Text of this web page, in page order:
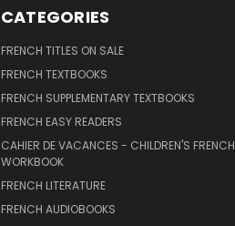
CATEGORIES
FRENCH TITLES ON SALE
FRENCH TEXTBOOKS
FRENCH SUPPLEMENTARY TEXTBOOKS
FRENCH EASY READERS
CAHIER DE VACANCES - CHILDREN'S FRENCH
WORKBOOK
FRENCH LITERATURE
FRENCH AUDIOBOOKS